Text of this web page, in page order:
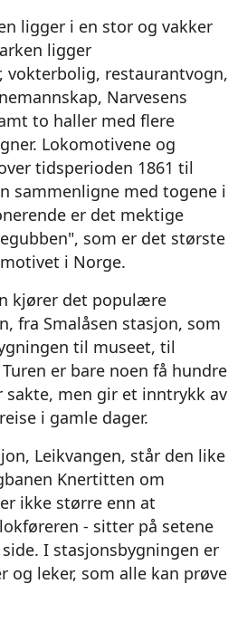
ligger i en stor og vakker
ligger
vokterbolig, restaurantvogn,
Narvesens
to haller med flere
Lokomotivene og
tidsperioden 1861 til
sammenligne med togene i
er det mektige
som er det største
i Norge.
kjører det populære
fra Smalåsen stasjon, som
til museet, til
er bare noen få hundre
sakte, men gir et inntrykk av
i gamle dager.
Leikvangen, står den like
Knertitten om
ikke større enn at
- sitter på setene
I stasjonsbygningen er
og leker, som alle kan prøve